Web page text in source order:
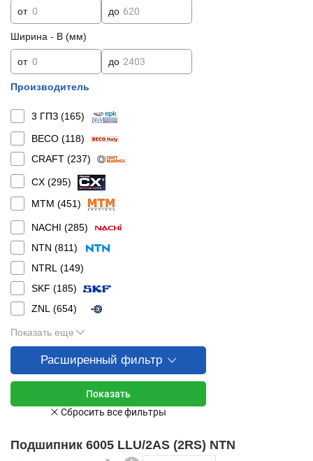
от до
Ширина - B (мм)
от до
Производитель
3 ГПЗ (165)
BECO (118)
CRAFT (237)
CX (295)
MTM (451)
NACHI (285)
NTN (811)
NTRL (149)
SKF (185)
ZNL (654)
Показать еще
Расширенный фильтр
Подшипник 6005 LLU/2AS (2RS) NTN